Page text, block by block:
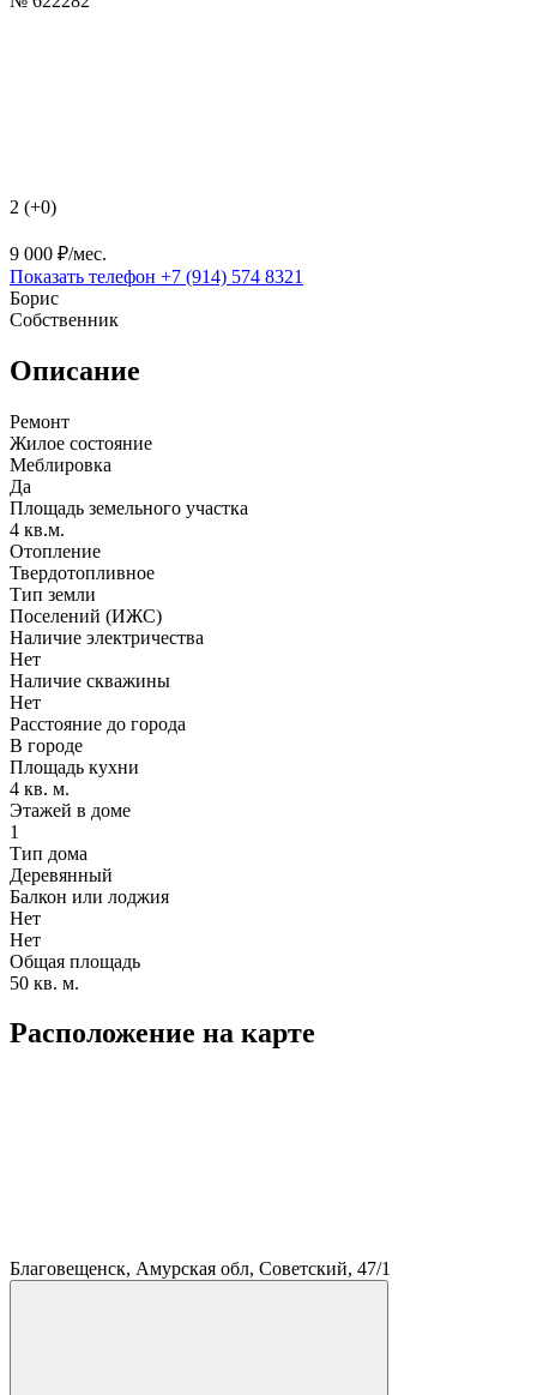
2 (+0)
9 000 ₽/мес.
Показать телефон +7 (914) 574 8321
Борис
Собственник
Описание
Ремонт
Жилое состояние
Меблировка
Да
Площадь земельного участка
4 кв.м.
Отопление
Твердотопливное
Тип земли
Поселений (ИЖС)
Наличие электричества
Нет
Наличие скважины
Нет
Расстояние до города
В городе
Площадь кухни
4 кв. м.
Этажей в доме
1
Тип дома
Деревянный
Балкон или лоджия
Нет
Нет
Общая площадь
50 кв. м.
Расположение на карте
Благовещенск, Амурская обл, Советский, 47/1